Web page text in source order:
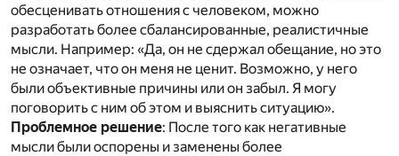
обесценивать отношения с человеком, можно
разработать более сбалансированные, реалистичные
мысли. Например: «Да, он не сдержал обещание, но это
не означает, что он меня не ценит. Возможно, у него
были объективные причины или он забыл. Я могу
поговорить с ним об этом и выяснить ситуацию».
Проблемное решение: После того как негативные
мысли были оспорены и заменены более